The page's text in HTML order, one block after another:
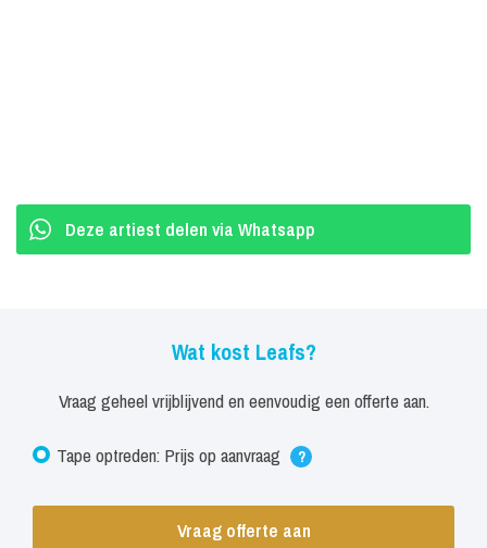
Deze artiest delen via Whatsapp
Wat kost Leafs?
Vraag geheel vrijblijvend en eenvoudig een offerte aan.
Tape optreden: Prijs op aanvraag ?
Vraag offerte aan